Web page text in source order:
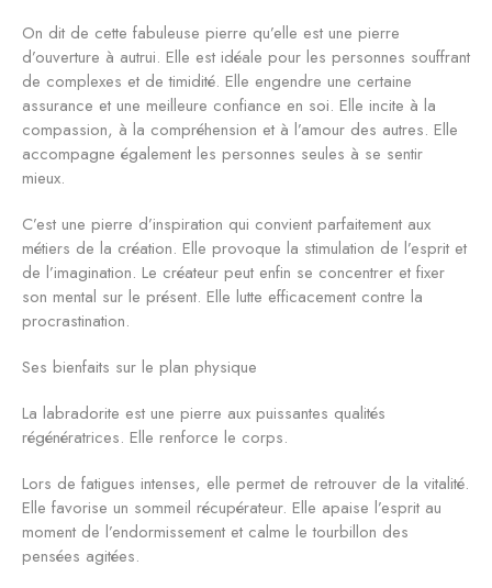
On dit de cette fabuleuse pierre qu’elle est une pierre
d’ouverture à autrui. Elle est idéale pour les personnes souffrant
de complexes et de timidité. Elle engendre une certaine
assurance et une meilleure confiance en soi. Elle incite à la
compassion, à la compréhension et à l’amour des autres. Elle
accompagne également les personnes seules à se sentir
mieux.
C’est une pierre d’inspiration qui convient parfaitement aux
métiers de la création. Elle provoque la stimulation de l’esprit et
de l’imagination. Le créateur peut enfin se concentrer et fixer
son mental sur le présent. Elle lutte efficacement contre la
procrastination.
Ses bienfaits sur le plan physique
La labradorite est une pierre aux puissantes qualités
régénératrices. Elle renforce le corps.
Lors de fatigues intenses, elle permet de retrouver de la vitalité.
Elle favorise un sommeil récupérateur. Elle apaise l’esprit au
moment de l’endormissement et calme le tourbillon des
pensées agitées.